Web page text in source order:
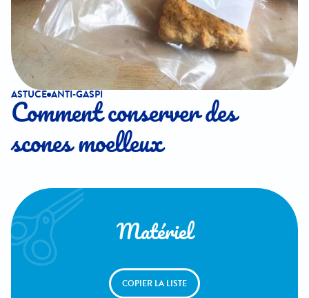
ASTUCE ANTI-GASPI
Comment conserver des
scones moelleux
Matériel
COPIER LA LISTE